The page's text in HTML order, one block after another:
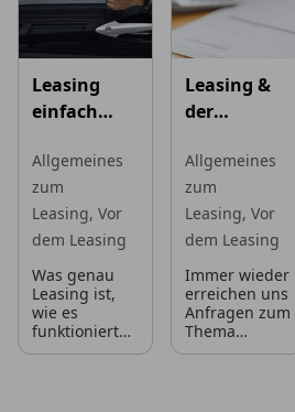
Leasing
einfach
Allgemeines
zum
Leasing, Vor
dem Leasing
Was genau
Leasing ist,
wie es
funktioniert
und, vor
Leasing &
der
Vorteil
Allgemeines
zum
Leasing, Vor
dem Leasing
Immer wieder
erreichen uns
Anfragen zum
Thema
„geldwerter